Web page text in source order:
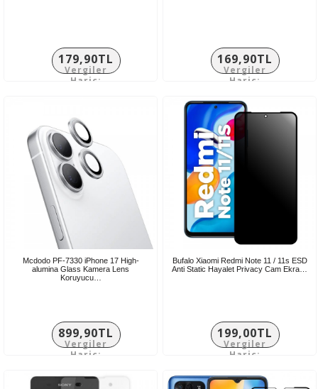
179,90TL
Vergiler
Hariç:
169,90TL
Vergiler
Hariç:
Mcdodo PF-7330 iPhone 17 High-
alumina Glass Kamera Lens
Koruyucu…
899,90TL
Vergiler
Hariç:
Bufalo Xiaomi Redmi Note 11 / 11s ESD
Anti Static Hayalet Privacy Cam Ekra…
199,00TL
Vergiler
Hariç: